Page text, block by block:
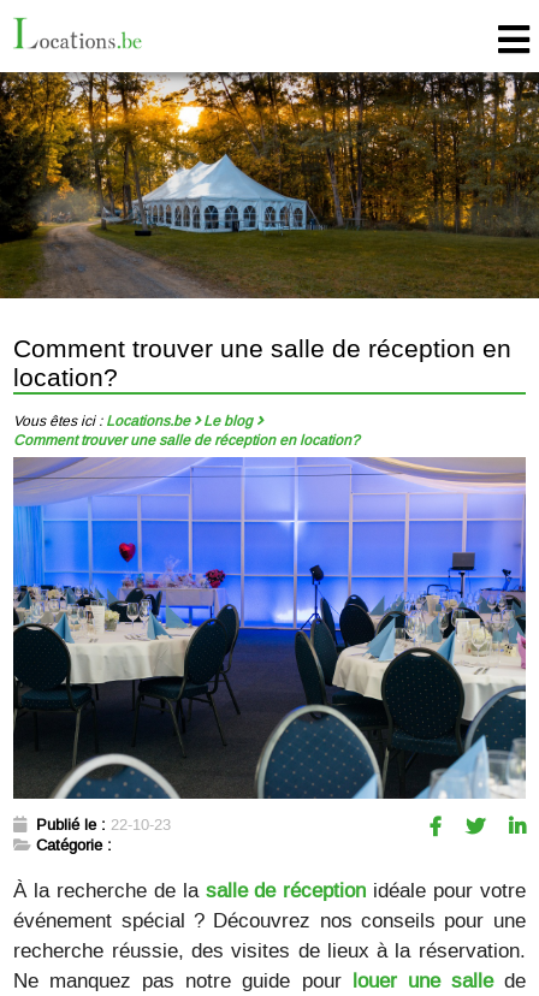
Comment trouver une salle de réception en
location?
Vous êtes ici : Locations.be
Le blog
Comment trouver une salle de réception en location?
Publié le : 22-10-23
Catégorie :
À la recherche de la salle de réception idéale pour votre
événement spécial ? Découvrez nos conseils pour une
recherche réussie, des visites de lieux à la réservation.
Ne manquez pas notre guide pour louer une sallede